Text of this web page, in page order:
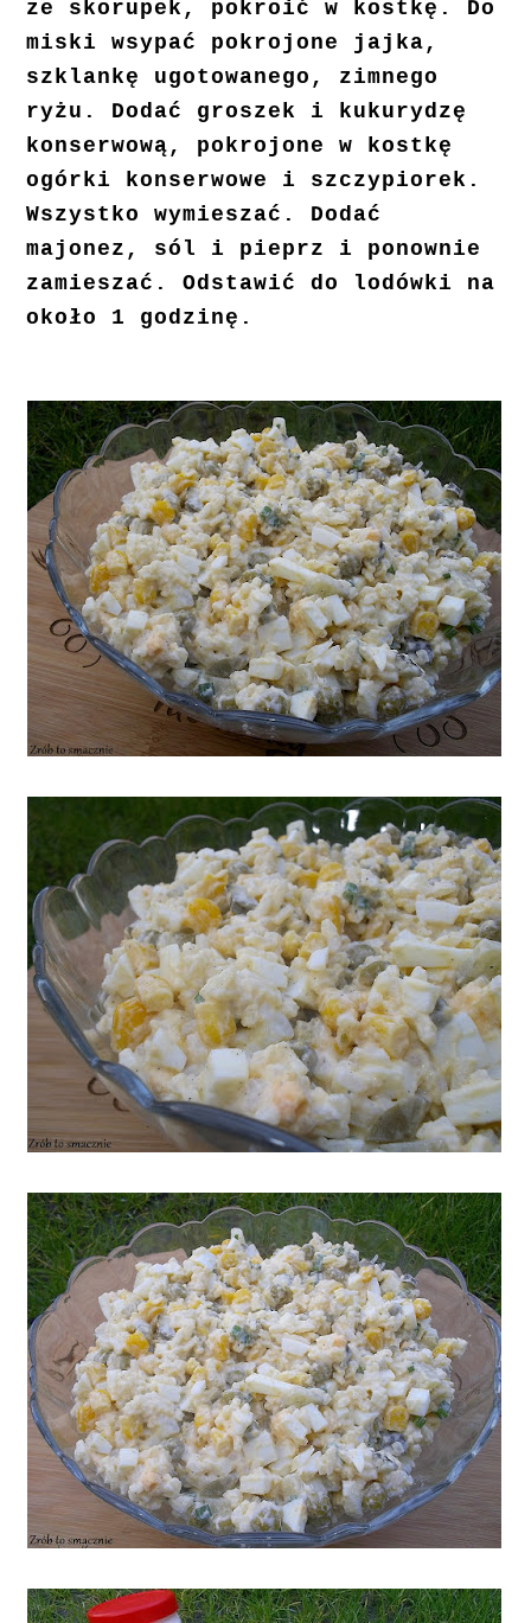
ze skorupek, pokroić w kostkę. Do
miski wsypać pokrojone jajka,
szklankę ugotowanego, zimnego
ryżu. Dodać groszek i kukurydzę
konserwową, pokrojone w kostkę
ogórki konserwowe i szczypiorek.
Wszystko wymieszać. Dodać
majonez, sól i pieprz i ponownie
zamieszać. Odstawić do lodówki na
około 1 godzinę.